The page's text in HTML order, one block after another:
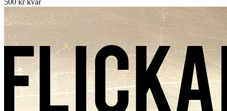
500 kr kvar